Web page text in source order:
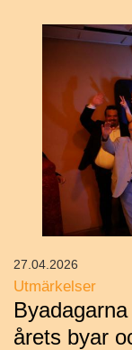
Utmärkelser
årets byar
27.04.2026